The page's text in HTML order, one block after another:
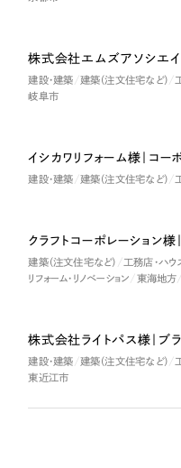
Nominee
株式会社エムズアソシエイ
建設・建築 建築（注文住宅など）
岐阜市
イシカワリフォーム様｜コー
建設・建築 建築（注文住宅など）
クラフトコーポレーション様
建築（注文住宅など） 工務店・ハウ
リフォーム・リノベーション
東海地方
株式会社ライトパス様｜ブラ
建設・建築 建築（注文住宅など）
東近江市